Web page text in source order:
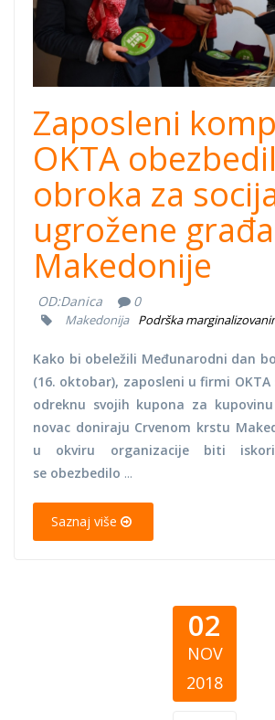
Zaposleni
OKTA
obroka za
ugrožene
Makedonije
OD:Danica 0
Makedonija Podrška
Kako bi obeležili Međunarodni dan
(16. oktobar), zaposleni u firmi
odreknu svojih kupona za
novac doniraju Crvenom krstu
u okviru organizacije biti
se obezbedilo ...
Saznaj više
02
NOV
2018